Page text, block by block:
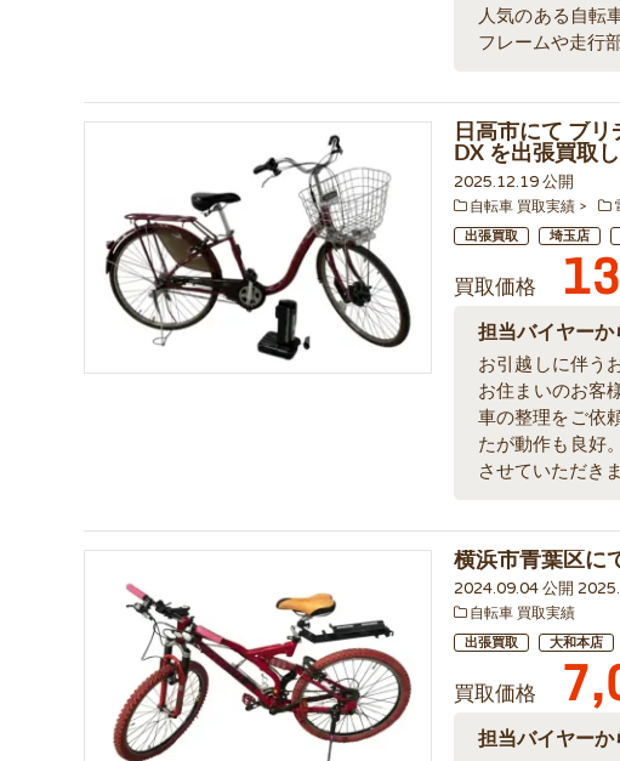
人気のある自転
フレームや走行
日高市にて ブ
DX を出張買取
2025.12.19 公開
自転車 買取実績
出張買取 埼玉店
買取価格
担当バイヤーか
お引越しに伴う
お住まいのお客
車の整理をご依
たが動作も良好
させていただき
横浜市青葉区に
2024.09.04 公開
自転車 買取実績
出張買取 大和本店
買取価格
担当バイヤーか